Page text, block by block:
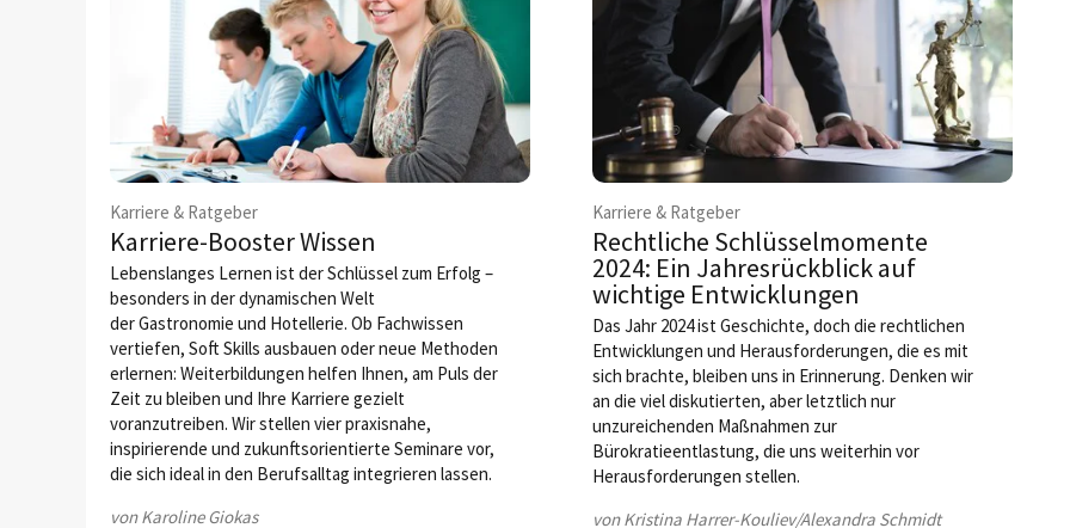
Karriere & Ratgeber
Karriere-Booster Wissen
Lebenslanges Lernen ist der Schlüssel zum Erfolg –
besonders in der dynamischen Welt
der Gastronomie und Hotellerie. Ob Fachwissen
vertiefen, Soft Skills ausbauen oder neue Methoden
erlernen: Weiterbildungen helfen Ihnen, am Puls der
Zeit zu bleiben und Ihre Karriere gezielt
voranzutreiben. Wir stellen vier praxisnahe,
inspirierende und zukunftsorien­tierte Seminare vor,
die sich ideal in den Berufsalltag integrieren lassen.
von Karoline Giokas
Karriere & Ratgeber
Rechtliche Schlüsselmomente
2024: Ein Jahresrückblick auf
wichtige Entwicklungen
Das Jahr 2024 ist Geschichte, doch die rechtlichen
Entwicklungen und Herausforderungen, die es mit
sich brachte, bleiben uns in Erinnerung. Denken wir
an die viel diskutierten, aber letztlich nur
unzureichenden Maßnahmen zur
Bürokratieentlastung, die uns weiterhin vor
Herausforderungen stellen.
von Kristina Harrer-Kouliev/Alexandra Schmidt